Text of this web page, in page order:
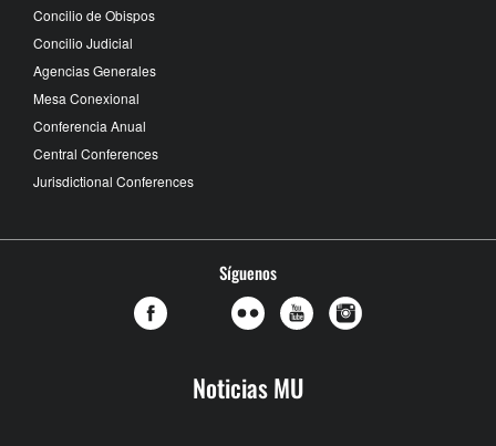
Concilio de Obispos
Concilio Judicial
Agencias Generales
Mesa Conexional
Conferencia Anual
Central Conferences
Jurisdictional Conferences
Síguenos
Noticias MU